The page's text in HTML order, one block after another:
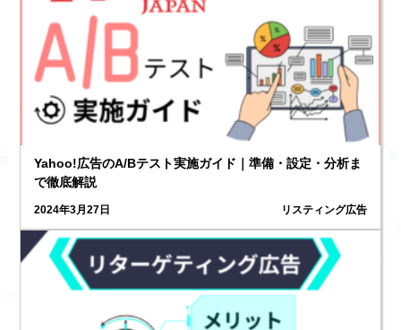
Yahoo!広告のA/Bテスト実施ガイド｜準備・設定・分析ま
で徹底解説
2024年3月27日 リスティング広告